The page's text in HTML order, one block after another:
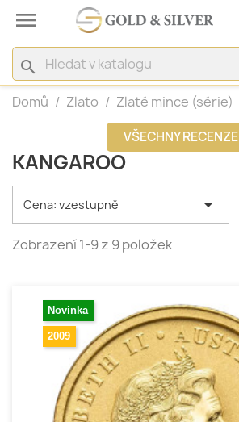

search
Domů Zlato Zlaté mince (série)
VŠECHNY RECENZE
KANGAROO
Cena: vzestupně 
Zobrazení 1-9 z 9 položek
Novinka
2009